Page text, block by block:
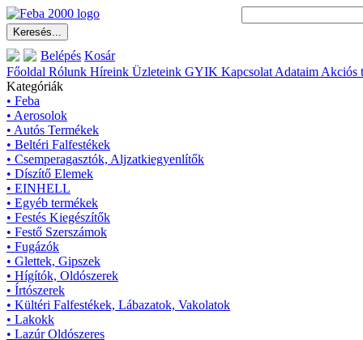
Belépés Kosár
Főoldal Rólunk Híreink Üzleteink GYIK Kapcsolat Adataim Akciós
Kategóriák
• Feba
• Aerosolok
• Autós Termékek
• Beltéri Falfestékek
• Csemperagasztók, Aljzatkiegyenlítők
• Díszítő Elemek
• EINHELL
• Egyéb termékek
• Festés Kiegészítők
• Festő Szerszámok
• Fugázók
• Glettek, Gipszek
• Hígítók, Oldószerek
• Írtószerek
• Kültéri Falfestékek, Lábazatok, Vakolatok
• Lakokk
• Lazúr Oldószeres